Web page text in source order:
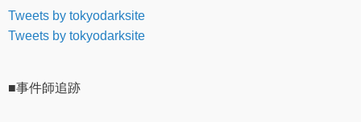
Tweets by tokyodarksite
Tweets by tokyodarksite
■事件師追跡